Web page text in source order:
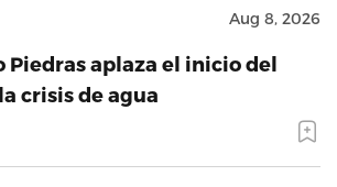
Aug 8, 2026
Piedras aplaza el inicio del
crisis de agua